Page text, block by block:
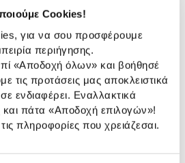
Cookies!
για να σου προσφέρουμε
περιήγησης.
«Αποδοχή όλων» και βοήθησέ
τις προτάσεις μας αποκλειστικά
ενδιαφέρει. Εναλλακτικά
πάτα «Αποδοχή επιλογών»!
πληροφορίες που χρειάζεσαι.
VA
4 ms